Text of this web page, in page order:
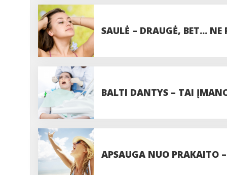
SAULĖ – DRAUGĖ, BET... NE
BALTI DANTYS – TAI
APSAUGA NUO PRAKAITO